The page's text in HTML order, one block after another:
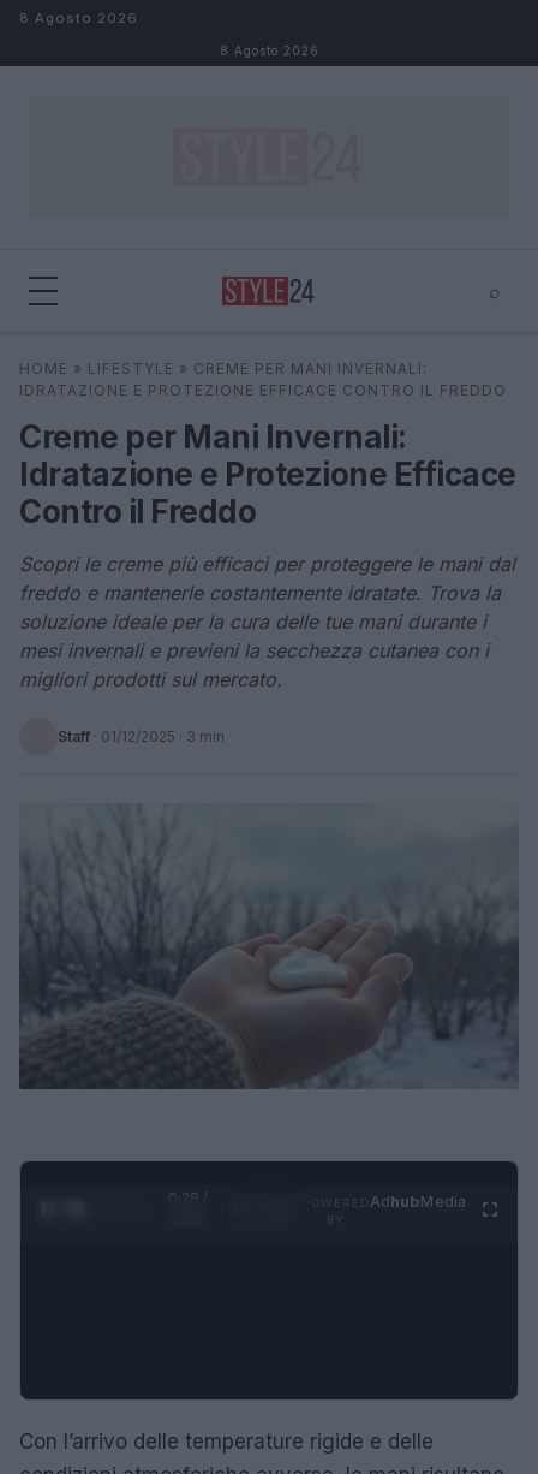
Salta al contenuto
8 Agosto 2026
8 Agosto 2026
⌕
Cerca
HOME » LIFESTYLE » CREME PER MANI INVERNALI:
IDRATAZIONE E PROTEZIONE EFFICACE CONTRO IL FREDDO
Creme per Mani Invernali:
Idratazione e Protezione Efficace
Contro il Freddo
Scopri le creme più efficaci per proteggere le mani dal
freddo e mantenerle costantemente idratate. Trova la
soluzione ideale per la cura delle tue mani durante i
mesi invernali e previeni la secchezza cutanea con i
migliori prodotti sul mercato.
Staff · 01/12/2025 · 3 min
0:29 /
AdhubMedia
Con l’arrivo delle temperature rigide e delle